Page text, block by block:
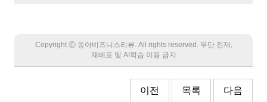
Copyright Ⓒ 동아비즈니스리뷰. All rights reserved. 무단 전재,
재배포 및 AI학습 이용 금지
이전 목록 다음